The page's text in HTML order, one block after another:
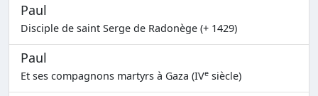
Paul
Disciple de saint Serge de Radonège (+ 1429)
Paul
Et ses compagnons martyrs à Gaza (IVe siècle)